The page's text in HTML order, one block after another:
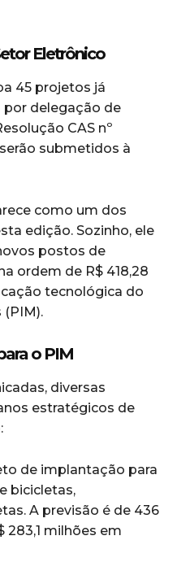
Eletrônico
45 projetos já
por delegação de
CAS nº
submetidos à
como um dos
edição. Sozinho, ele
postos de
ordem de R$ 418,28
tecnológica do
(PIM).
o PIM
diversas
estratégicos de
de implantação para
bicicletas,
A previsão é de 436
283,1 milhões em